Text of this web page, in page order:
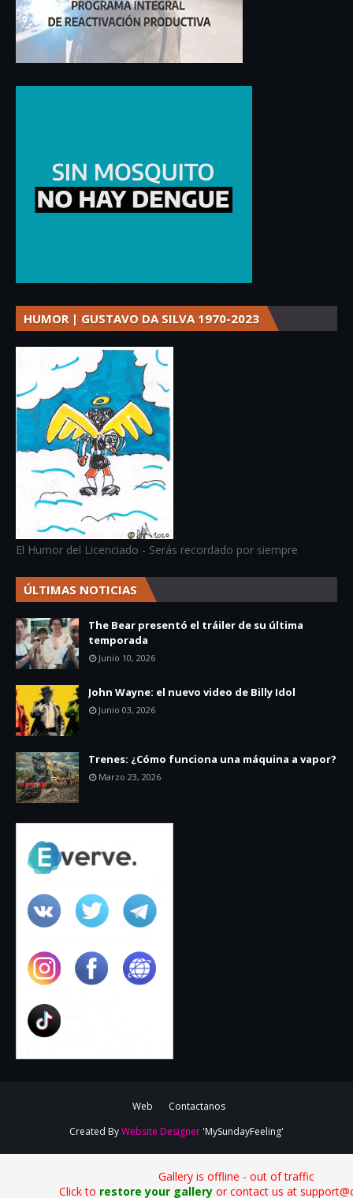
HUMOR | GUSTAVO DA SILVA 1970-2023
El Humor del Licenciado - Serás recordado por siempre
ÚLTIMAS NOTICIAS
The Bear presentó el tráiler de su última
temporada
Junio 10, 2026
John Wayne: el nuevo video de Billy Idol
Junio 03, 2026
Trenes: ¿Cómo funciona una máquina a vapor?
Marzo 23, 2026
Web
Contactanos
Created ByWebsite Designer 'MySundayFeeling'
Gallery is offline - out of traffic
Click to restore your galleryor contact us at